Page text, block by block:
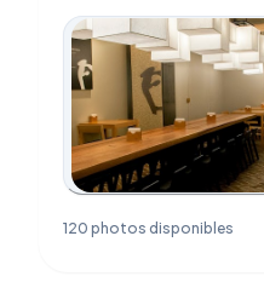
120 photos disponibles